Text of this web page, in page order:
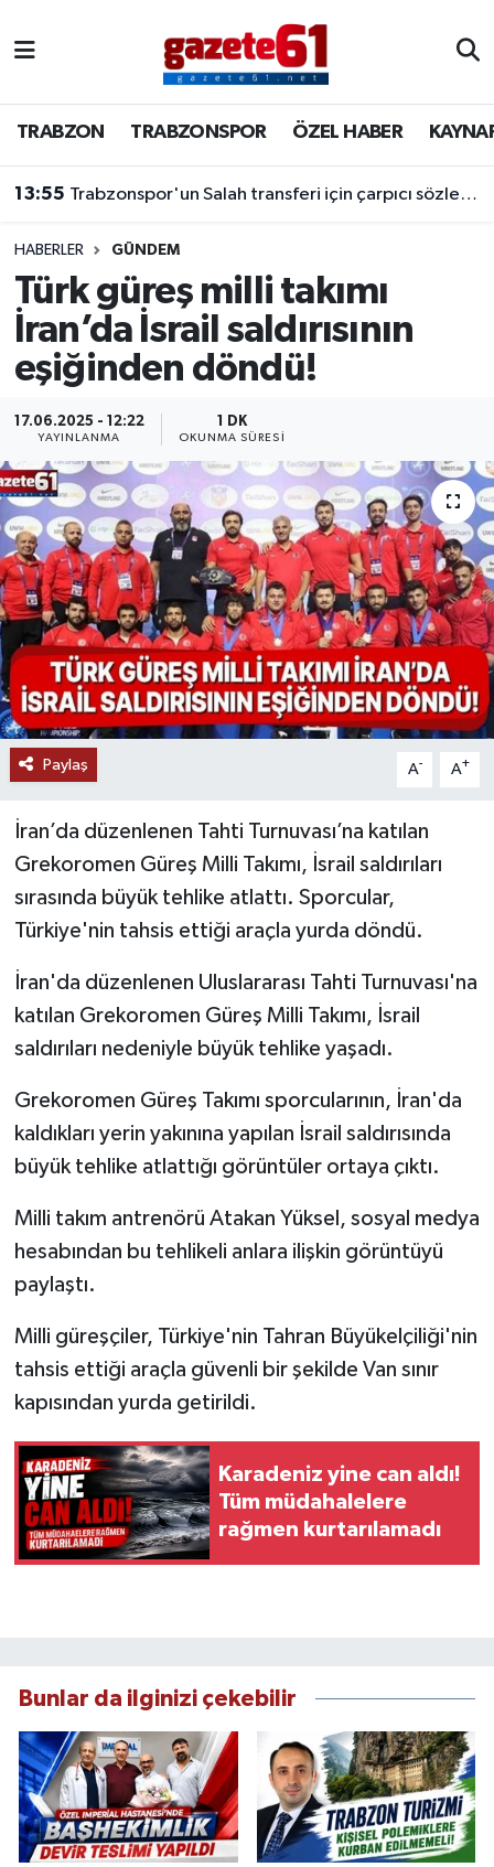
TRABZON TRABZONSPOR ÖZEL HABER
13:55 Trabzonspor'un Salah transferi için çarpıcı sözler! "Bu dünyaya bir mesajdır"
HABERLER GÜNDEM
Türk güreş milli takımı
İran’da İsrail saldırısının
eşiğinden döndü!
17.06.2025 - 12:22
YAYINLANMA
1 DK
OKUNMA SÜRESI
Paylaş A- A+
İran’da düzenlenen Tahti Turnuvası’na katılan
Grekoromen Güreş Milli Takımı, İsrail saldırıları
sırasında büyük tehlike atlattı. Sporcular,
Türkiye'nin tahsis ettiği araçla yurda döndü.
İran'da düzenlenen Uluslararası Tahti Turnuvası'na
katılan Grekoromen Güreş Milli Takımı, İsrail
saldırıları nedeniyle büyük tehlike yaşadı.
Grekoromen Güreş Takımı sporcularının, İran'da
kaldıkları yerin yakınına yapılan İsrail saldırısında
büyük tehlike atlattığı görüntüler ortaya çıktı.
Milli takım antrenörü Atakan Yüksel, sosyal medya
hesabından bu tehlikeli anlara ilişkin görüntüyü
paylaştı.
Milli güreşçiler, Türkiye'nin Tahran Büyükelçiliği'nin
tahsis ettiği araçla güvenli bir şekilde Van sınır
kapısından yurda getirildi.
Karadeniz yine can aldı!
Tüm müdahalelere
rağmen kurtarılamadı
Bunlar da ilginizi çekebilir
TRABZONSPOR
ÖZEL HABER
KAYNAR KAZAN
SİYASET
GÜNDEM
Trabzon Nöbetçi Eczaneler
Trabzon Hava Durumu
Trabzon Namaz Vakitleri
Trabzon Trafik Yoğunluk Haritası
Süper Lig Puan Durumu ve Fikstür
Tüm Manşetler
Son Dakika Haberleri
Haber Arşivi